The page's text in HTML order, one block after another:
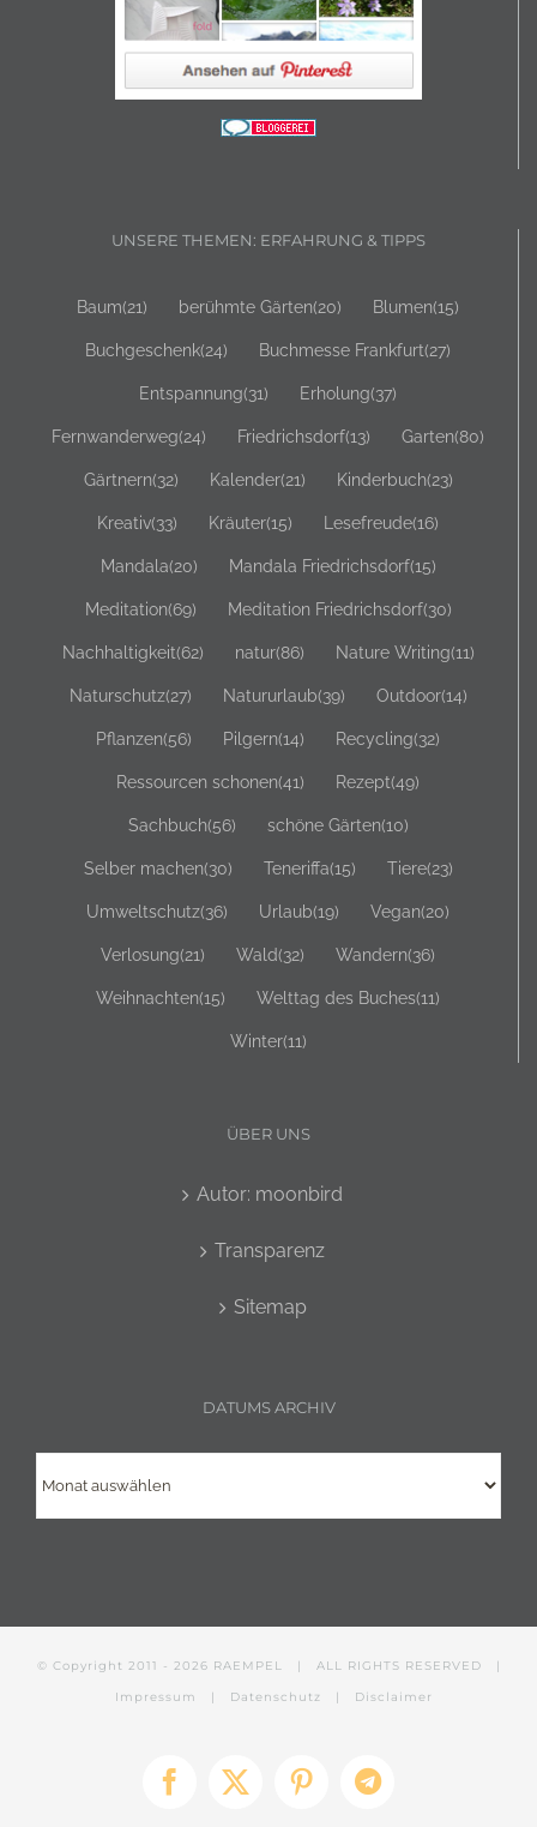
UNSERE THEMEN: ERFAHRUNG & TIPPS
Baum(21) berühmte Gärten(20) Blumen(15)
Buchgeschenk(24) Buchmesse Frankfurt(27)
Entspannung(31) Erholung(37)
Fernwanderweg(24) Friedrichsdorf(13) Garten(80)
Gärtnern(32) Kalender(21) Kinderbuch(23)
Kreativ(33) Kräuter(15) Lesefreude(16)
Mandala(20) Mandala Friedrichsdorf(15)
Meditation(69) Meditation Friedrichsdorf(30)
Nachhaltigkeit(62) natur(86) Nature Writing(11)
Naturschutz(27) Natururlaub(39) Outdoor(14)
Pflanzen(56) Pilgern(14) Recycling(32)
Ressourcen schonen(41) Rezept(49)
Sachbuch(56) schöne Gärten(10)
Selber machen(30) Teneriffa(15) Tiere(23)
Umweltschutz(36) Urlaub(19) Vegan(20)
Verlosung(21) Wald(32) Wandern(36)
Weihnachten(15) Welttag des Buches(11)
Winter(11)
ÜBER UNS
Autor: moonbird
Transparenz
Sitemap
DATUMS ARCHIV
Archiv
© Copyright 2011 - 2026 RAEMPEL | ALL RIGHTS RESERVED |
Impressum
| Datenschutz | Disclaimer
Facebook
X PinterestTelegram